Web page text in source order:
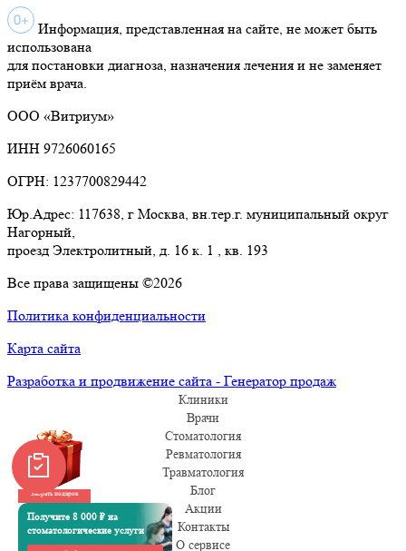
Информация, представленная на сайте, не может быть
использована
для постановки диагноза, назначения лечения и не заменяет
приём врача.
ООО «Витриум»
ИНН 9726060165
ОГРН: 1237700829442
Юр.Адрес: 117638, г Москва, вн.тер.г. муниципальный округ
Нагорный,
проезд Электролитный, д. 16 к. 1 , кв. 193
Все права защищены ©2026
Политика конфиденциальности
Карта сайта
Разработка и продвижение сайта - Генератор продаж
Клиники
Врачи
Стоматология
Ревматология
Травматология
Блог
Акции
Контакты
О сервисе
Забрать подарок
Получите 8 000 ₽ на
стоматологические услуги